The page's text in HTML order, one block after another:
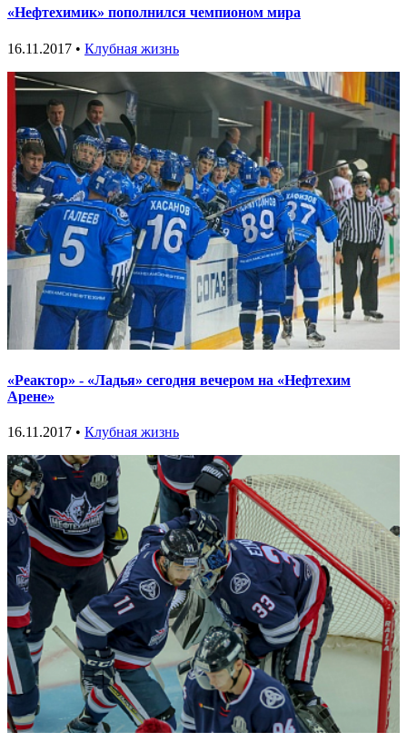
«Нефтехимик» пополнился чемпионом мира
16.11.2017 • Клубная жизнь
«Реактор» - «Ладья» сегодня вечером на «Нефтехим
Арене»
16.11.2017 • Клубная жизнь